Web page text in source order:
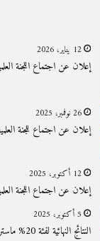
12 يناير، 2026
إعلان عن اجتماع اللجنة
26 نوفمبر، 2025
إعلان عن اجتماع للجنة
12 أكتوبر، 2025
إعلان عن اجتماع اللجنة
5 أكتوبر، 2025
النتائج النهائية لفئة 20% ماستر 1 رياضيات